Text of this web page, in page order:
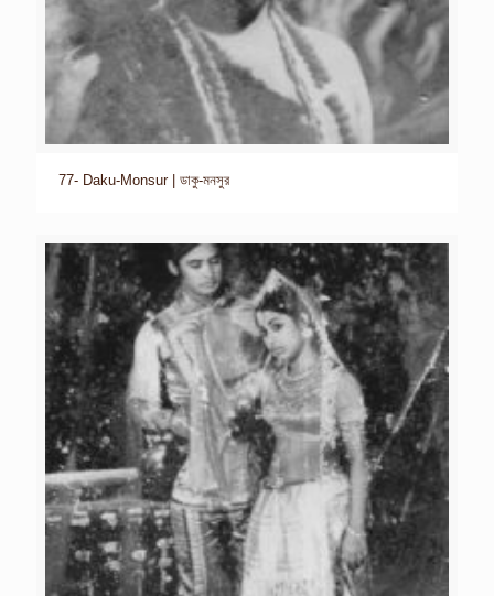
77- Daku-Monsur | ডাকু-মনসুর